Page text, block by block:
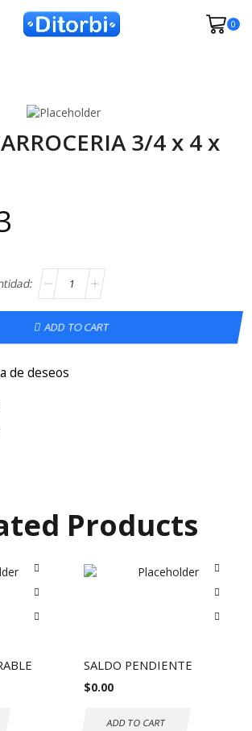
0
3/4 x 4 x
ADD TO CART
de deseos
Products
SALDO PENDIENTE
$0.00
ADD TO CART